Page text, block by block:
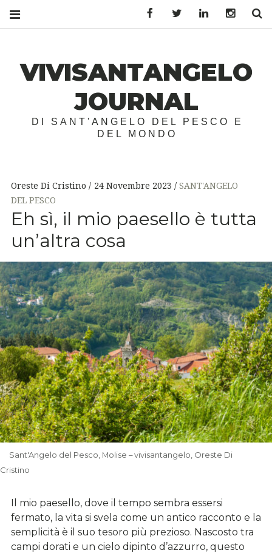
VIVISANTANGELO
JOURNAL
DI SANT'ANGELO DEL PESCO E
DEL MONDO
Oreste Di Cristino 24 Novembre 2023
SANT'ANGELO
DEL PESCO
Eh sì, il mio paesello è tutta
un’altra cosa
Sant'Angelo del Pesco, Molise – vivisantangelo, Oreste Di
Cristino
Il mio paesello, dove il tempo sembra essersi
fermato, la vita si svela come un antico racconto e la
semplicità è il suo tesoro più prezioso. Nascosto tra
campi dorati e un cielo dipinto d’azzurro, questo
FacebookTwitter LinkedIn